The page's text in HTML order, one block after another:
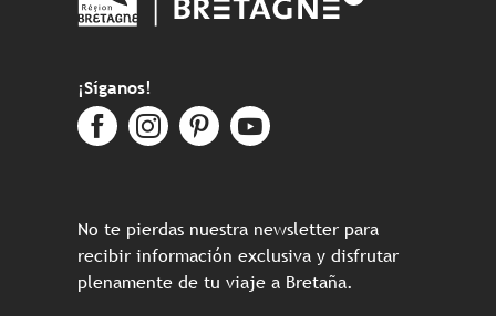
¡Síganos!
No te pierdas nuestra newsletter para
recibir información exclusiva y disfrutar
plenamente de tu viaje a Bretaña.